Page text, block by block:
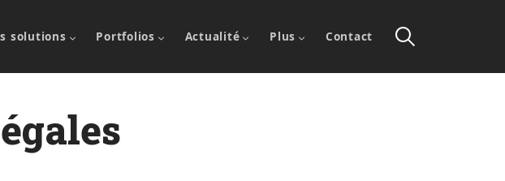
solutions Portfolios Actualité Plus Contact
égales